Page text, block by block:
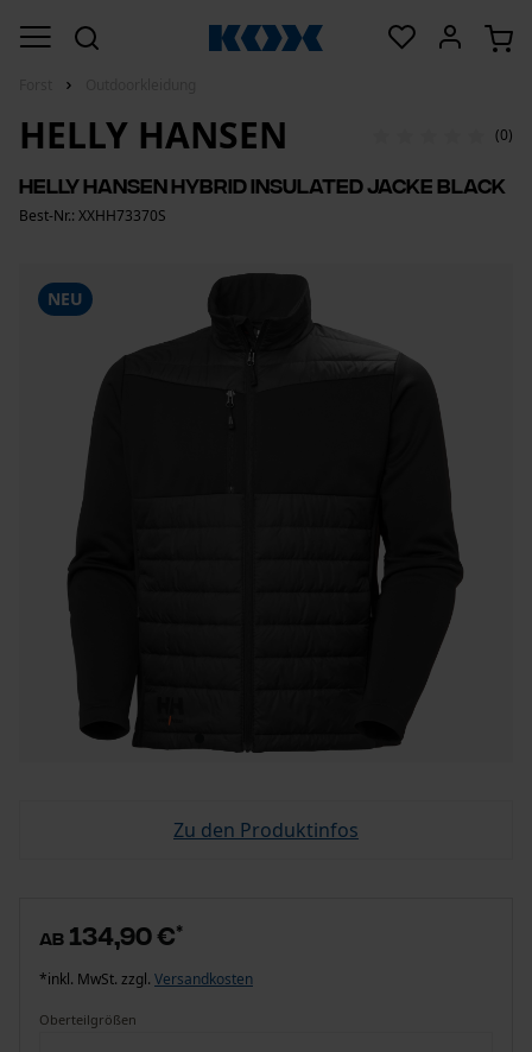
NEU
HELLY HANSEN (0)
Helly Hansen Hybrid Insulated Jacke Black
Best-Nr.: XXHH73370S
Zu den Produktinfos
ab 134,90 €*
*inkl. MwSt. zzgl. Versandkosten
Oberteilgrößen